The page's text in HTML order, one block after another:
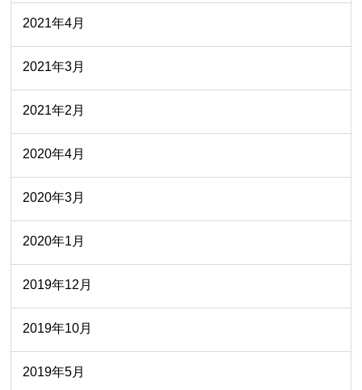
2021年4月
2021年3月
2021年2月
2020年4月
2020年3月
2020年1月
2019年12月
2019年10月
2019年5月